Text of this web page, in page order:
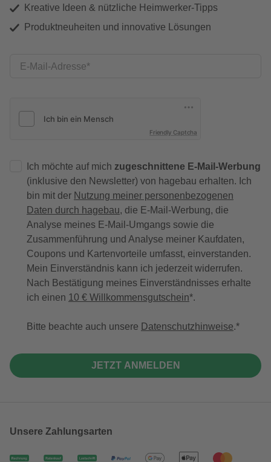
Kreative Ideen & nützliche Heimwerker-Tipps
Produktneuheiten und innovative Lösungen
E-Mail-Adresse
Friendly Captcha
Ich möchte auf mich zugeschnittene E-Mail-Werbung
(inklusive den Newsletter) von hagebau erhalten. Ich
bin mit der Nutzung meiner personenbezogenen
Daten durch hagebau, die E-Mail-Werbung, die
Analyse meines E-Mail-Umgangs sowie die
Zusammenführung und Analyse meiner Kaufdaten,
Coupons und Kartenvorteile umfasst, einverstanden.
Mein Einverständnis kann ich jederzeit widerrufen.
Nach Bestätigung meines Einverständnisses erhalte
ich einen 10 € Willkommensgutschein*.
Bitte beachte auch unsere Datenschutzhinweise.
JETZT ANMELDEN
Unsere Zahlungsarten